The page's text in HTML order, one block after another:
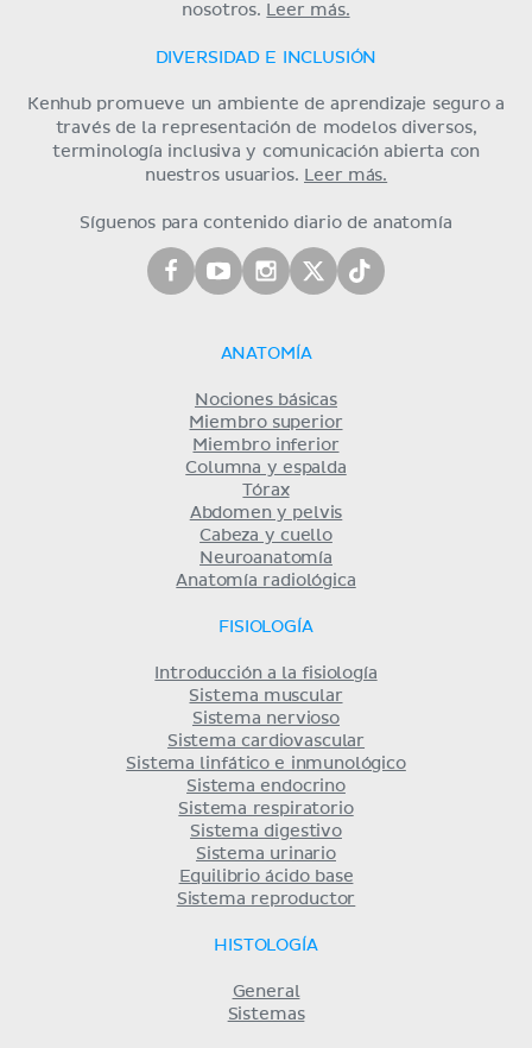
nosotros.
Leer más.
DIVERSIDAD E INCLUSIÓN
Kenhub promueve un ambiente de aprendizaje seguro a
través de la representación de modelos diversos,
terminología inclusiva y comunicación abierta con
nuestros usuarios.
Leer más.
Síguenos para contenido diario de anatomía
ANATOMÍA
Nociones básicas
Miembro superior
Miembro inferior
Columna y espalda
Tórax
Abdomen y pelvis
Cabeza y cuello
Neuroanatomía
Anatomía radiológica
FISIOLOGÍA
Introducción a la fisiología
Sistema muscular
Sistema nervioso
Sistema cardiovascular
Sistema linfático e inmunológico
Sistema endocrino
Sistema respiratorio
Sistema digestivo
Sistema urinario
Equilibrio ácido base
Sistema reproductor
HISTOLOGÍA
General
Sistemas